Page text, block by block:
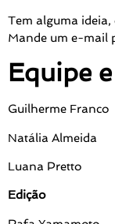
Tem alguma ideia,
Mande um e-mail
Equipe
Guilherme Franco
Natália Almeida
Luana Pretto
Edição